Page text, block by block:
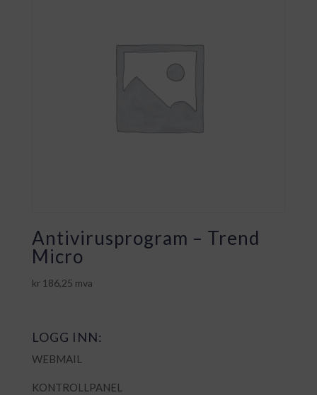
Antivirusprogram – Trend
Micro
kr186,25 mva
LOGG INN:
WEBMAIL
KONTROLLPANEL